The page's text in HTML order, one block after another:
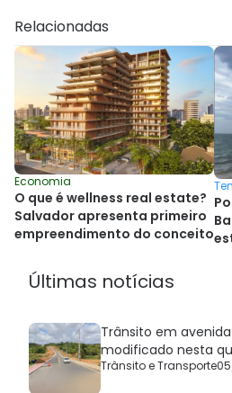
Relacionadas
Economia
O que é wellness real estate?
Salvador apresenta primeiro
empreendimento do conceito
Últimas notícias
Trânsito em
modificado nesta
Trânsito e Transporte